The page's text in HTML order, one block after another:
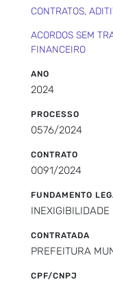
CONTRATOS,
ACORDOS SEM
FINANCEIRO
ANO
2024
PROCESSO
0576/2024
CONTRATO
0091/2024
FUNDAMENTO
INEXIGIBILIDADE
CONTRATADA
PREFEITURA
CPF/CNPJ